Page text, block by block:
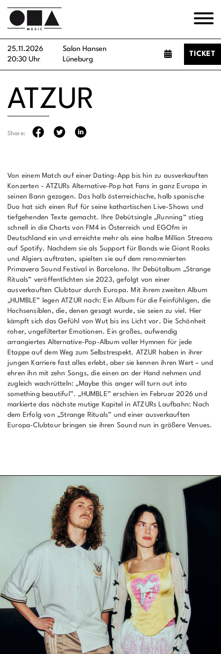
25.11.2026
20:30 Uhr
Salon Hansen
Lüneburg
TICKET
ATZUR
Share:
Von einem Match auf einer Dating-App bis hin zu ausverkauften
Konzerten - ATZURs Alternative-Pop hat Fans in ganz Europa in
seinen Bann gezogen. Das halb österreichische, halb spanische
Duo hat sich einen Ruf für seine kathartischen Live-Shows und
tiefgehenden Texte gemacht. Ihre Debütsingle „Running“ stieg
schnell in die Charts von FM4 in Österreich und EGOfm in
Deutschland ein und erreichte mehr als eine halbe Million Streams
auf Spotify. Nachdem sie als Support für Bands wie Giant Rooks
und Algiers auftraten, spielten sie auf dem renommierten
Primavera Sound Festival in Barcelona. Ihr Debütalbum „Strange
Rituals” veröffentlichten sie 2023, gefolgt von einer
ausverkauften Clubtour durch Europa. Mit ihrem zweiten Album
„HUMBLE” legen ATZUR nach: Ein Album für die Feinfühligen, die
Hochsensiblen, die, denen gesagt wurde, sie seien zu viel. Hier
kämpft sich das Gefühl von Wut bis ins Licht vor. Die Schönheit
roher, ungefilterter Emotionen. Ein großes, aufwendig
arrangiertes Alternative-Pop-Album voller Hymnen für jede
Etappe auf dem Weg zum Selbstrespekt. ATZUR haben in ihrer
jungen Karriere fast alles erlebt, aber sie kennen ihren Wert – und
ehren ihn mit zehn Songs, die einen an der Hand nehmen und
zugleich wachrütteln: „Maybe this anger will turn out into
something beautiful”. „HUMBLE” erschien im Februar 2026 und
markierte das nächste mutige Kapitel in ATZURs Laufbahn: Nach
dem Erfolg von „Strange Rituals” und einer ausverkauften
Europa-Clubtour bringen sie ihren Sound nun in größere Venues.